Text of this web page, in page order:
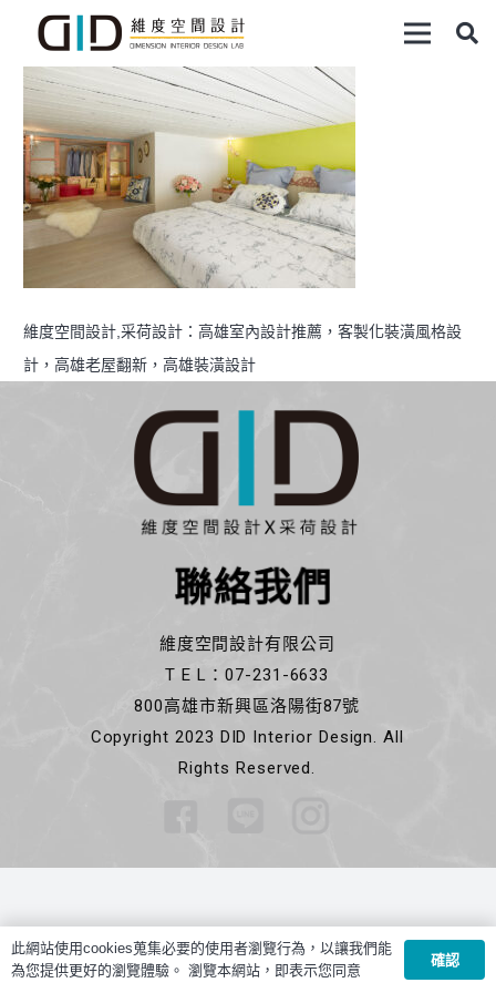
維度空間設計,采荷設計：高雄室內設計推薦，客製化裝潢風格設
計，高雄老屋翻新，高雄裝潢設計
聯絡我們
維度空間設計有限公司
T E L：07-231-6633
800高雄市新興區洛陽街87號
Copyright 2023 DID Interior Design. All
Rights Reserved.
此網站使用cookies蒐集必要的使用者瀏覽行為，以讓我們能
為您提供更好的瀏覽體驗。 瀏覽本網站，即表示您同意
確認